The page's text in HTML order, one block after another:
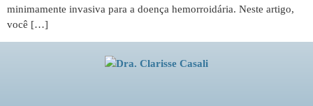
minimamente invasiva para a doença hemorroidária. Neste artigo,
você […]